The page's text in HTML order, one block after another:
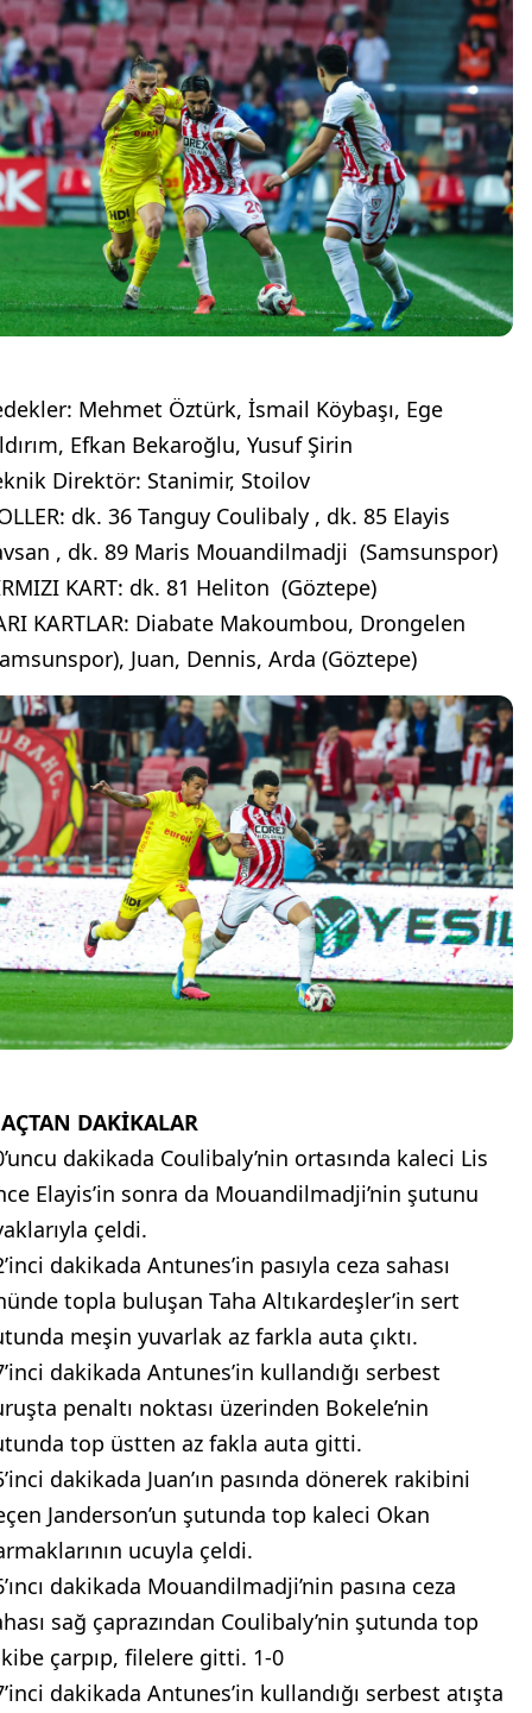
Mehmet Öztürk, İsmail Köybaşı, Ege
Efkan Bekaroğlu, Yusuf Şirin
Direktör: Stanimir, Stoilov
dk. 36 Tanguy Coulibaly , dk. 85 Elayis
, dk. 89 Maris Mouandilmadji (Samsunspor)
KART: dk. 81 Heliton (Göztepe)
KARTLAR: Diabate Makoumbou, Drongelen
Juan, Dennis, Arda (Göztepe)
DAKİKALAR
dakikada Coulibaly’nin ortasında kaleci Lis
Elayis’in sonra da Mouandilmadji’nin şutunu
çeldi.
dakikada Antunes’in pasıyla ceza sahası
topla buluşan Taha Altıkardeşler’in sert
meşin yuvarlak az farkla auta çıktı.
dakikada Antunes’in kullandığı serbest
penaltı noktası üzerinden Bokele’nin
top üstten az fakla auta gitti.
dakikada Juan’ın pasında dönerek rakibini
Janderson’un şutunda top kaleci Okan
ucuyla çeldi.
dakikada Mouandilmadji’nin pasına ceza
sağ çaprazından Coulibaly’nin şutunda top
çarpıp, filelere gitti. 1-0
dakikada Antunes’in kullandığı serbest atışta